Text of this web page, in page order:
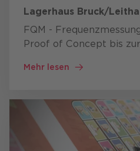
Lagerhaus Bruck/Leitha
FQM -
Proof of Concept bis
Mehr lesen